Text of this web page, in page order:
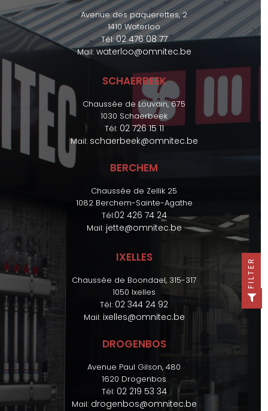
Avenue des paquerettes, 2
1410 Waterloo
Tél:02 476 08 77
Mail: waterloo@omnitec.be
SCHAERBEEK
Chaussée de Louvain, 675
1030 Schaerbeek
Tél: 02 726 15 11
Mail: schaerbeek@omnitec.be
BERCHEM
Chaussée de Zellik 25
1082 Berchem-Sainte-Agathe
Tél:02 426 74 24
Mail: jette@omnitec.be
IXELLES
Chaussée de Boondael, 315-317
1050 Ixelles
Tél: 02 344 24 92
Mail: ixelles@omnitec.be
DROGENBOS
Avenue Paul Gilson, 480
1620 Drogenbos
Tél: 02 219 53 34
Mail: drogenbos@omnitec.be
FILTER